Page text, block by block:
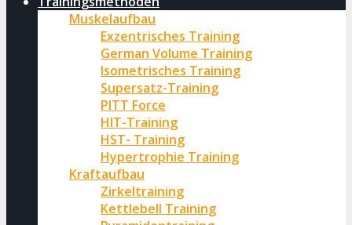
Muskelaufbau
Exzentrisches Training
German Volume Training
Isometrisches Training
Supersatz-Training
PITT Force
HIT-Training
HST- Training
Hypertrophie Training
Kraftaufbau
Zirkeltraining
Kettlebell Training